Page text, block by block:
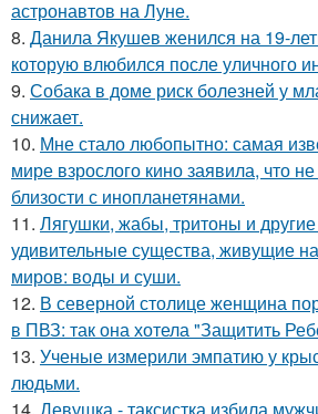
астронавтов на Луне.
8. Данила Якушев женился на 19-
которую влюбился после уличного
9. Собака в доме риск болезней у
снижает.
10. Мне стало любопытно: самая
мире взрослого кино заявила, что
близости с инопланетянами.
11. Лягушки, жабы, тритоны и
удивительные существа, живущие
миров: воды и суши.
12. В северной столице женщина
в ПВЗ: так она хотела "Защитить
13. Ученые измерили эмпатию у
людьми.